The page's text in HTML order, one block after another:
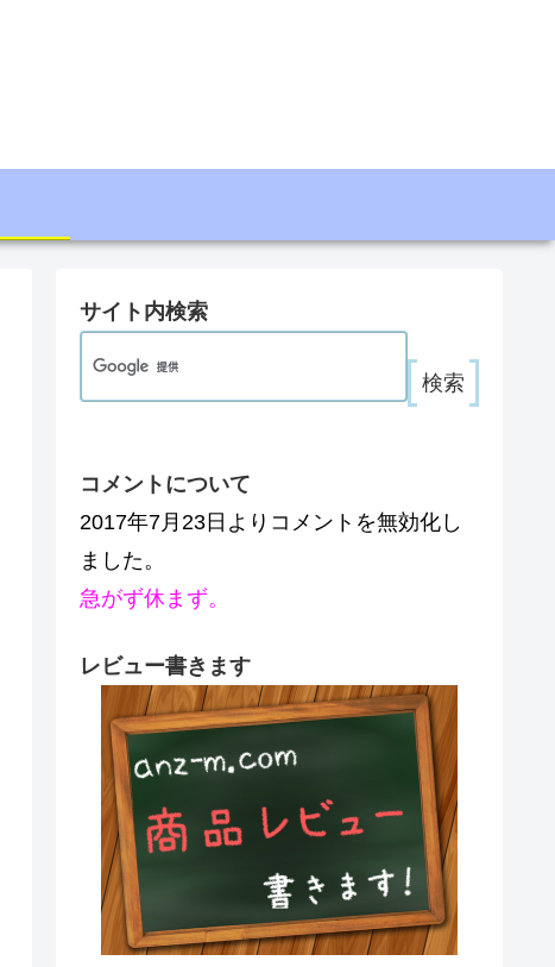
サイト内検索
コメントについて
2017年7月23日よりコメントを無効化し
ました。
急がず休まず。
レビュー書きます